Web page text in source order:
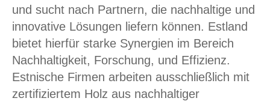
und sucht nach Partnern, die nachhaltige und
innovative Lösungen liefern können. Estland
bietet hierfür starke Synergien im Bereich
Nachhaltigkeit, Forschung, und Effizienz.
Estnische Firmen arbeiten ausschließlich mit
zertifiziertem Holz aus nachhaltiger